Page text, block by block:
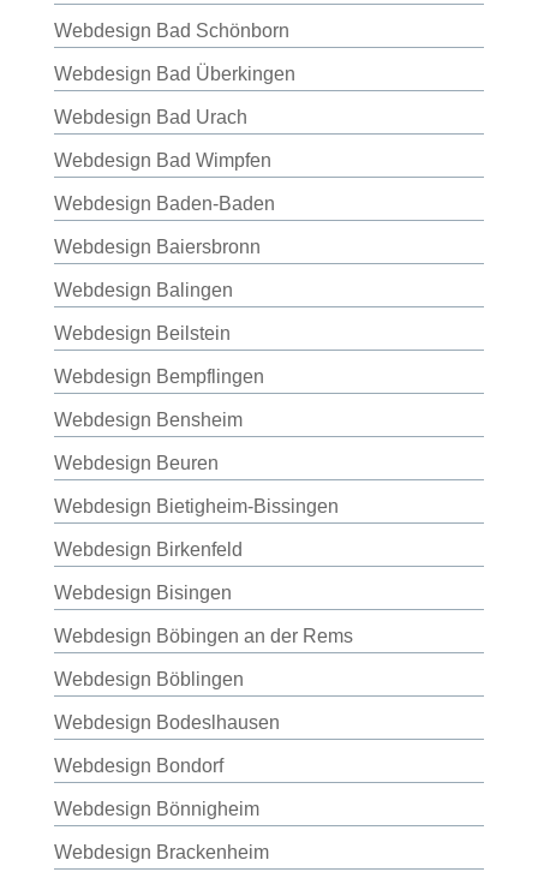
Webdesign Bad Schönborn
Webdesign Bad Überkingen
Webdesign Bad Urach
Webdesign Bad Wimpfen
Webdesign Baden-Baden
Webdesign Baiersbronn
Webdesign Balingen
Webdesign Beilstein
Webdesign Bempflingen
Webdesign Bensheim
Webdesign Beuren
Webdesign Bietigheim-Bissingen
Webdesign Birkenfeld
Webdesign Bisingen
Webdesign Böbingen an der Rems
Webdesign Böblingen
Webdesign Bodeslhausen
Webdesign Bondorf
Webdesign Bönnigheim
Webdesign Brackenheim